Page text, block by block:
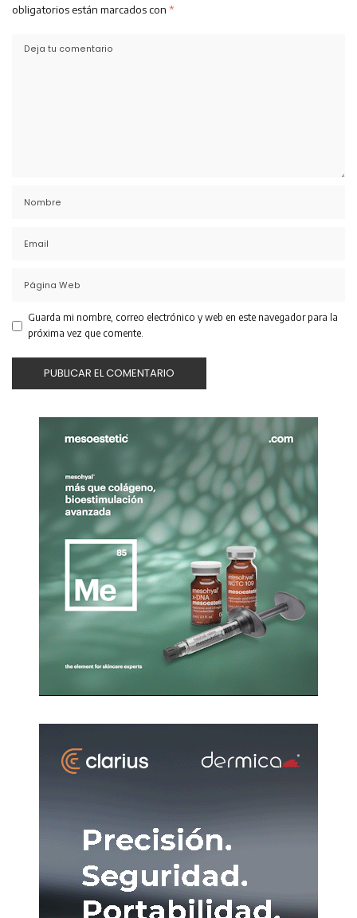
obligatorios están marcados con *
Guarda mi nombre, correo electrónico y web en este navegador para la
próxima vez que comente.